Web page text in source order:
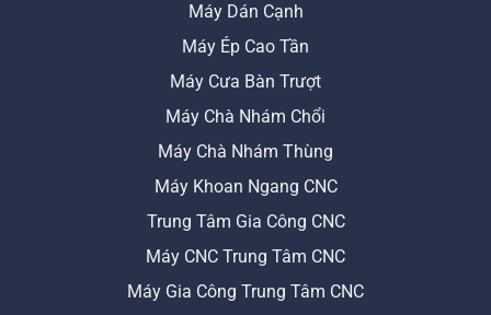
Máy Dán Cạnh
Máy Ép Cao Tần
Máy Cưa Bàn Trượt
Máy Chà Nhám Chổi
Máy Chà Nhám Thùng
Máy Khoan Ngang CNC
Trung Tâm Gia Công CNC
Máy CNC Trung Tâm CNC
Máy Gia Công Trung Tâm CNC